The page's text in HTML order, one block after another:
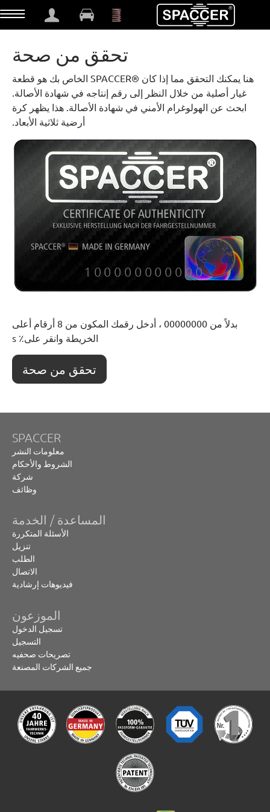
تحقق من صحة
هنا يمكنك التحقق مما إذا كان ®SPACCER الخاص بك هو قطعة
غيار أصلية من خلال النظر إلى رقم إنتاجه في شهادة الأصالة.
ابحث عن الهولوغرام الأمني في شهادة الأصالة. هذا يظهر كرة
أرضية ثلاثية الأبعاد.
بدلاً من 00000000 ، أدخل رقمك المكون من 8 أرقام أعلى
الخريطة وانقر على٪ s
SPACCER
معلومات النشر
الشروط والأحكام
شركة
وظائف
المساعدة / الخدمة
الأسئلة المتكررة
تنزيل
الطلب
الاتصال
فيديوهات إرشادية
الموزعون
تسجيل الدخول
التسجيل
تصريحات صحفيه
جميع الشركات المصنعة